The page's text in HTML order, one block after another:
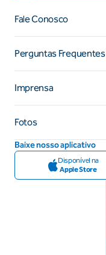
Fale Conosco
Perguntas Frequentes
Imprensa
Fotos
Baixe nosso aplicativo
Disponível na
Apple Store